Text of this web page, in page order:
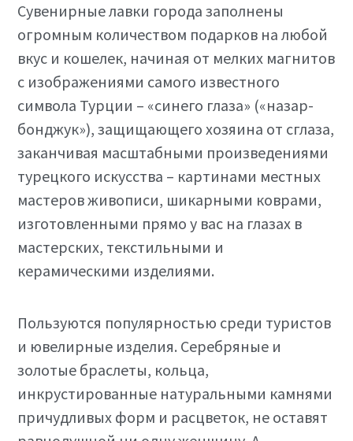
Сувенирные лавки города заполнены
огромным количеством подарков на любой
вкус и кошелек, начиная от мелких магнитов
с изображениями самого известного
символа Турции – «синего глаза» («назар-
бонджук»), защищающего хозяина от сглаза,
заканчивая масштабными произведениями
турецкого искусства – картинами местных
мастеров живописи, шикарными коврами,
изготовленными прямо у вас на глазах в
мастерских, текстильными и
керамическими изделиями.
Пользуются популярностью среди туристов
и ювелирные изделия. Серебряные и
золотые браслеты, кольца,
инкрустированные натуральными камнями
причудливых форм и расцветок, не оставят